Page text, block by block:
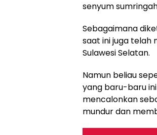
senyum
Sebagaimana
saat ini juga telah
Sulawesi Selatan.
Namun beliau
yang baru-baru
mencalonkan
mundur dan